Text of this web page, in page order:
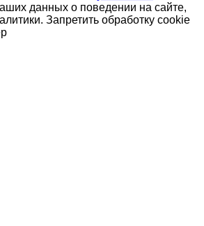
данных о поведении на сайте,
Запретить обработку cookie